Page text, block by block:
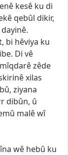
kesê ku di
qebûl dikir,
dayinê.
bi hêviya ku
Di vê
mîqdarêzêde
xilas
ziyana
dibûn, û
malêwî
wê hebû ku